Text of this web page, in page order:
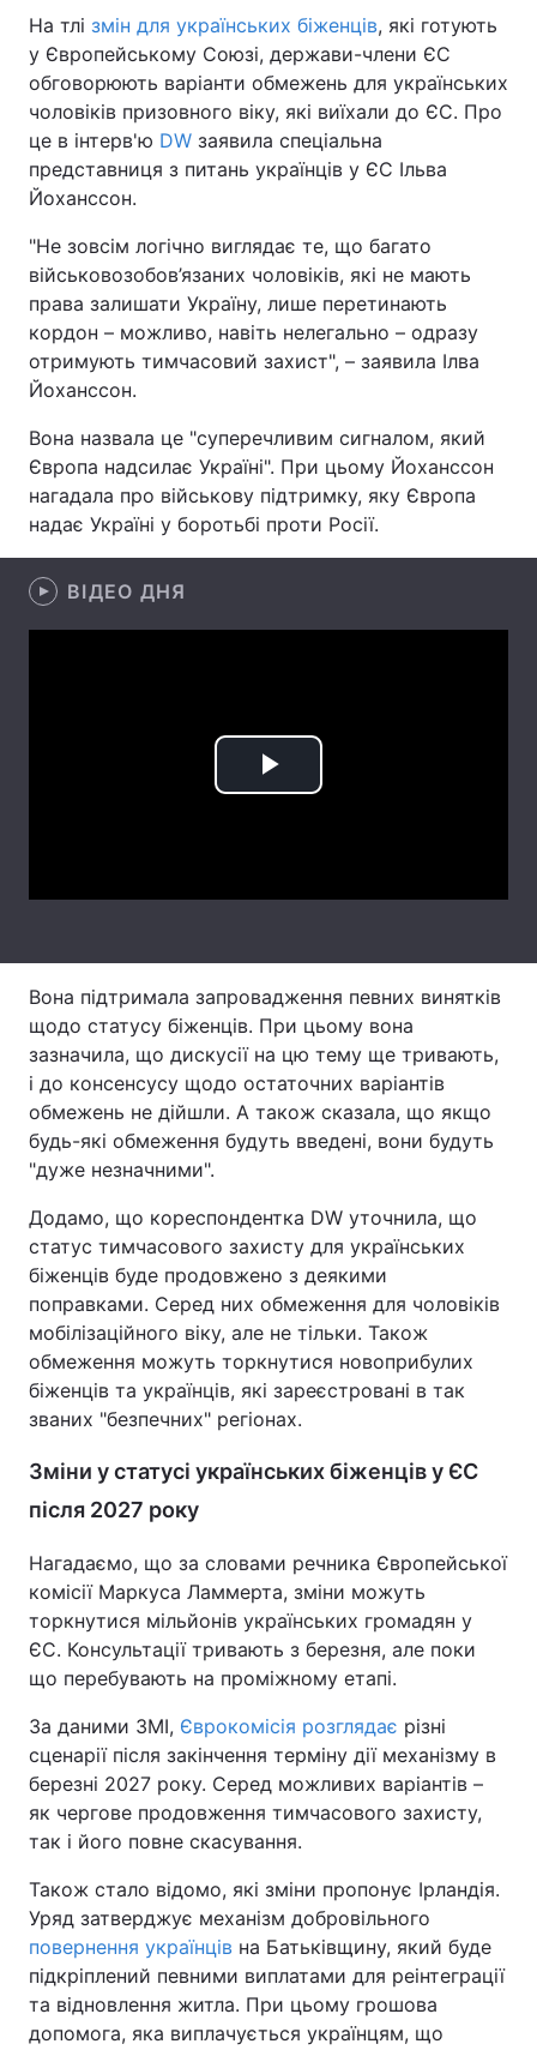
Україна Політика
Економіка Світ
Спорт Наука
Зброя Інциденти
Туризм
Цікавинки Погода
Лонгріди
Інтерв'ю
Тема оформлення
На тлі змін для українських біженців, які готують
у Європейському Союзі, держави-члени ЄС
обговорюють варіанти обмежень для українських
чоловіків призовного віку, які виїхали до ЄС. Про
це в інтерв'ю DW заявила спеціальна
представниця з питань українців у ЄС Ільва
Йоханссон.
"Не зовсім логічно виглядає те, що багато
військовозобов’язаних чоловіків, які не мають
права залишати Україну, лише перетинають
кордон – можливо, навіть нелегально – одразу
отримують тимчасовий захист", – заявила Ілва
Йоханссон.
Вона назвала це "суперечливим сигналом, який
Європа надсилає Україні". При цьому Йоханссон
нагадала про військову підтримку, яку Європа
надає Україні у боротьбі проти Росії.
ВІДЕО ДНЯ
Play
Вона підтримала запровадження певних винятків
щодо статусу біженців. При цьому вона
зазначила, що дискусії на цю тему ще тривають,
і до консенсусу щодо остаточних варіантів
обмежень не дійшли. А також сказала, що якщо
будь-які обмеження будуть введені, вони будуть
"дуже незначними".
Додамо, що кореспондентка DW уточнила, що
статус тимчасового захисту для українських
біженців буде продовжено з деякими
поправками. Серед них обмеження для чоловіків
мобілізаційного віку, але не тільки. Також
обмеження можуть торкнутися новоприбулих
біженців та українців, які зареєстровані в так
званих "безпечних" регіонах.
Зміни у статусі українських біженців у ЄС
після 2027 року
Нагадаємо, що за словами речника Європейської
комісії Маркуса Ламмерта, зміни можуть
торкнутися мільйонів українських громадян у
ЄС. Консультації тривають з березня, але поки
що перебувають на проміжному етапі.
За даними ЗМІ, Єврокомісія розглядає різні
сценарії після закінчення терміну дії механізму в
березні 2027 року. Серед можливих варіантів –
як чергове продовження тимчасового захисту,
так і його повне скасування.
Також стало відомо, які зміни пропонує Ірландія.
Уряд затверджує механізм добровільного
повернення українців на Батьківщину, який буде
підкріплений певними виплатами для реінтеграції
та відновлення житла. При цьому грошова
допомога, яка виплачується українцям, що